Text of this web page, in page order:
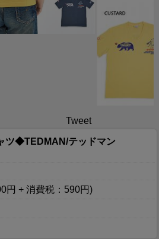
Tweet
ツ◆TEDMAN/テッドマン
円 + 消費税：590円)